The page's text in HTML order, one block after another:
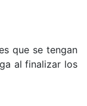
que se tengan
al finalizar los